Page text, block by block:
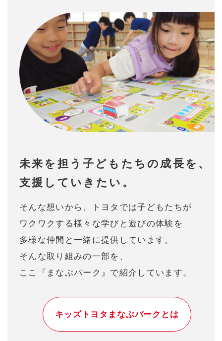
未来を担う子どもたちの成長を、
支援していきたい。
そんな想いから、トヨタでは⼦どもたちが
ワクワクする様々な学びと遊びの体験を
多様な仲間と⼀緒に提供しています。
そんな取り組みの⼀部を、
ここ『まなぶパーク』で紹介しています。
キッズトヨタまなぶパークとは